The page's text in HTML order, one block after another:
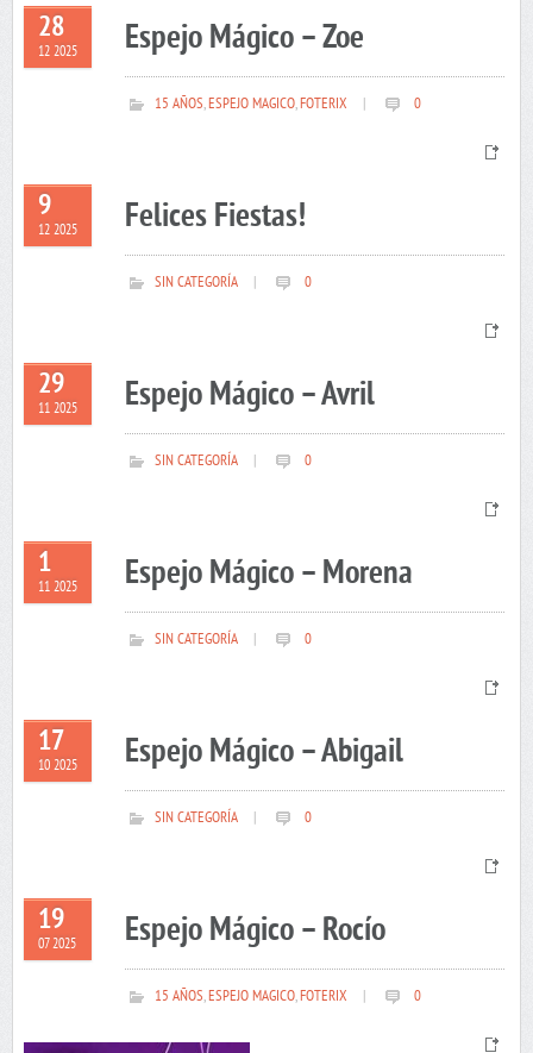
28
12 2025 Espejo Mágico – Zoe
15 AÑOS,ESPEJO MAGICO,FOTERIX 0
9
12 2025 Felices Fiestas!
SIN CATEGORÍA 0
29
11 2025 Espejo Mágico – Avril
SIN CATEGORÍA 0
1
11 2025 Espejo Mágico – Morena
SIN CATEGORÍA 0
17
10 2025 Espejo Mágico – Abigail
SIN CATEGORÍA 0
19
07 2025 Espejo Mágico – Rocío
15 AÑOS,ESPEJO MAGICO,FOTERIX 0